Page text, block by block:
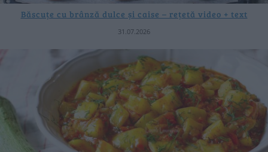
Băscuțe cu brânză dulce și caise – rețetă video + text
31.07.2026